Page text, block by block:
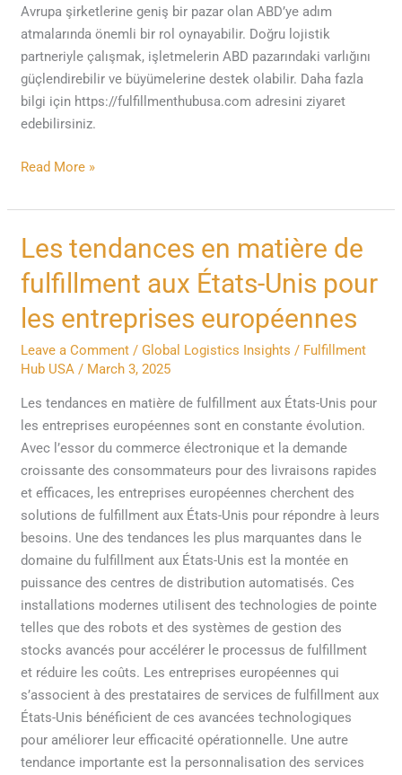
Avrupa şirketlerine geniş bir pazar olan ABD’ye adım
atmalarında önemli bir rol oynayabilir. Doğru lojistik
partneriyle çalışmak, işletmelerin ABD pazarındaki varlığını
güçlendirebilir ve büyümelerine destek olabilir. Daha fazla
bilgi için https://fulfillmenthubusa.com adresini ziyaret
edebilirsiniz.
Read More »
Les tendances en matière de
fulfillment aux États-Unis pour
les entreprises européennes
Leave a Comment / Global Logistics Insights / Fulfillment
Hub USA / March 3, 2025
Les tendances en matière de fulfillment aux États-Unis pour
les entreprises européennes sont en constante évolution.
Avec l’essor du commerce électronique et la demande
croissante des consommateurs pour des livraisons rapides
et efficaces, les entreprises européennes cherchent des
solutions de fulfillment aux États-Unis pour répondre à leurs
besoins. Une des tendances les plus marquantes dans le
domaine du fulfillment aux États-Unis est la montée en
puissance des centres de distribution automatisés. Ces
installations modernes utilisent des technologies de pointe
telles que des robots et des systèmes de gestion des
stocks avancés pour accélérer le processus de fulfillment
et réduire les coûts. Les entreprises européennes qui
s’associent à des prestataires de services de fulfillment aux
États-Unis bénéficient de ces avancées technologiques
pour améliorer leur efficacité opérationnelle. Une autre
tendance importante est la personnalisation des services
Les
tendances
en
matière
de
fulfillment
aux
États-
Unis
pour
les
entreprises
européennes